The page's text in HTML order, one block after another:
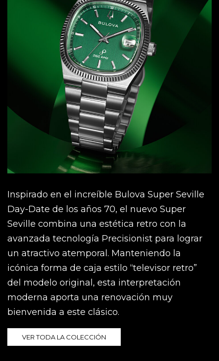
Inspirado en el increíble Bulova Super Seville
Day-Date de los años 70, el nuevo Super
Seville combina una estética retro con la
avanzada tecnología Precisionist para lograr
un atractivo atemporal. Manteniendo la
icónica forma de caja estilo “televisor retro”
del modelo original, esta interpretación
moderna aporta una renovación muy
bienvenida a este clásico.
VER TODA LA COLECCIÓN